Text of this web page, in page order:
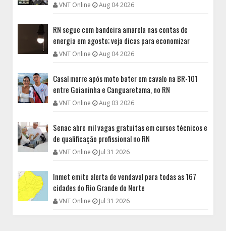
VNT Online Aug 04 2026
RN segue com bandeira amarela nas contas de
energia em agosto; veja dicas para economizar
VNT Online Aug 04 2026
Casal morre após moto bater em cavalo na BR-101
entre Goianinha e Canguaretama, no RN
VNT Online Aug 03 2026
Senac abre mil vagas gratuitas em cursos técnicos e
de qualificação profissional no RN
VNT Online Jul 31 2026
Inmet emite alerta de vendaval para todas as 167
cidades do Rio Grande do Norte
VNT Online Jul 31 2026